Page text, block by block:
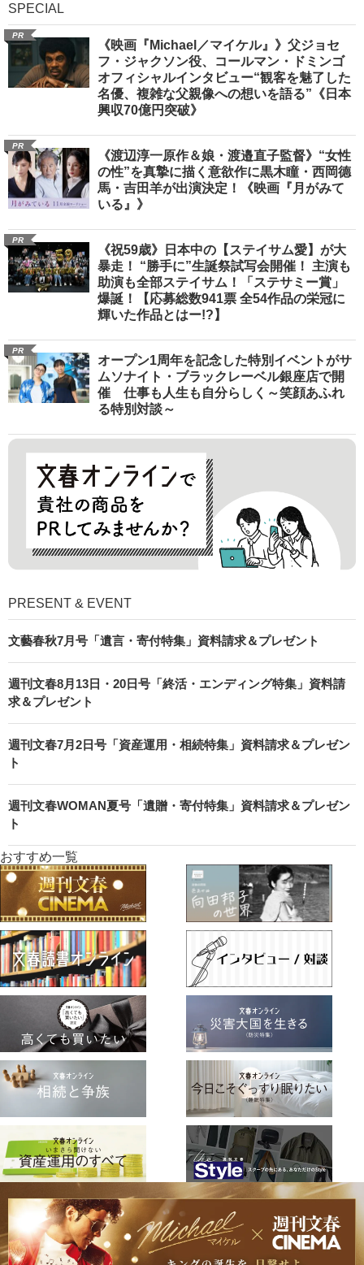
SPECIAL
PR
《映画『Michael／マイケル』》父ジョセ
フ・ジャクソン役、コールマン・ドミンゴ
オフィシャルインタビュー“観客を魅了した
名優、複雑な父親像への想いを語る”《日本
興収70億円突破》
PR
《渡辺淳一原作＆娘・渡邉直子監督》“女性
の性”を真摯に描く意欲作に黒木瞳・西岡德
馬・吉田羊が出演決定！《映画『月がみて
いる』》
PR
《祝59歳》日本中の【ステイサム愛】が大
暴走！ “勝手に”生誕祭試写会開催！ 主演も
助演も全部ステイサム！「ステサミー賞」
爆誕！【応募総数941票 全54作品の栄冠に
輝いた作品とはー!?】
PR
オープン1周年を記念した特別イベントがサ
ムソナイト・ブラックレーベル銀座店で開
催 仕事も人生も自分らしく～笑顔あふれ
る特別対談～
PRESENT & EVENT
文藝春秋7月号「遺言・寄付特集」資料請求＆プレゼント
週刊文春8月13日・20日号「終活・エンディング特集」資料請
求＆プレゼント
週刊文春7月2日号「資産運用・相続特集」資料請求＆プレゼン
ト
週刊文春WOMAN夏号「遺贈・寄付特集」資料請求＆プレゼン
ト
おすすめ一覧